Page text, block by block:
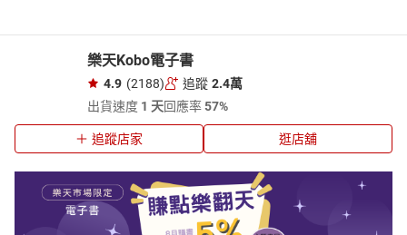
樂天Kobo電子書
4.9 (2188) 追蹤 2.4萬
出貨速度 1 天回應率57%
追蹤店家 逛店舖